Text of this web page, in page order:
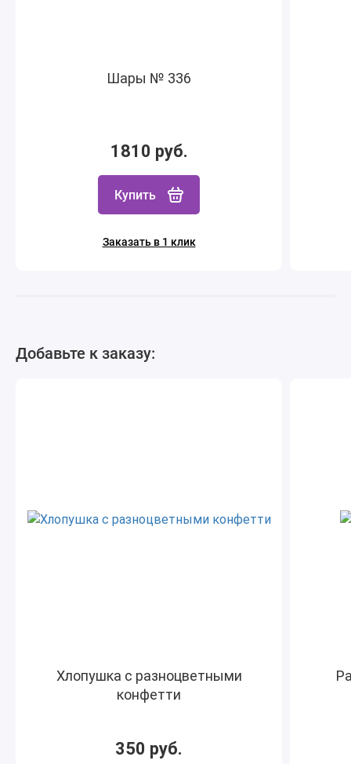
Шары № 336
1810 руб.
Купить
Заказать в 1 клик
Добавьте к заказу:
Хлопушка с разноцветными
конфетти
350 руб.